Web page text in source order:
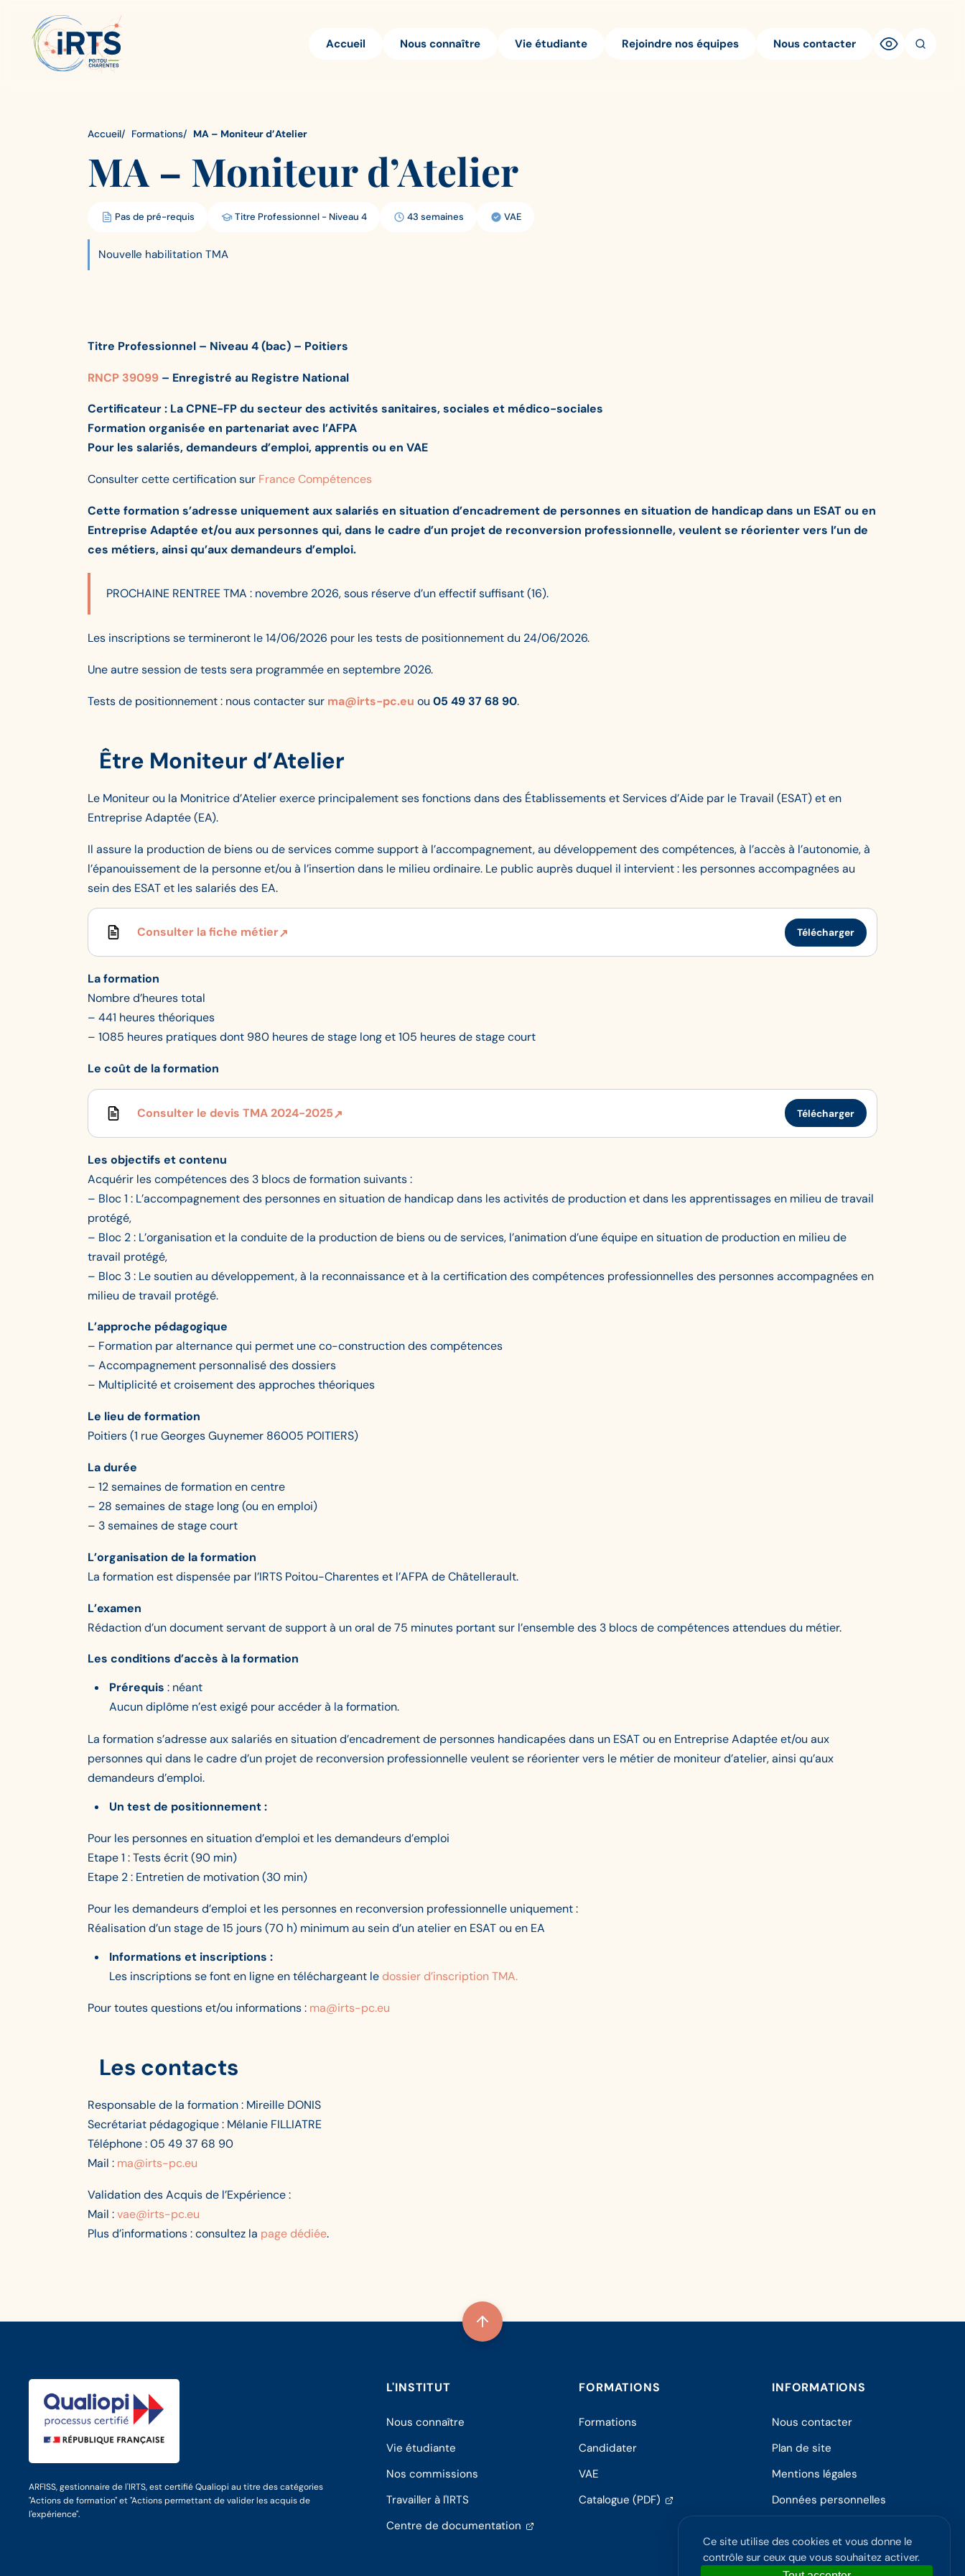
contenu
principal
Poitou-
Charentes
Accueil Nous connaître Vie étudiante Rejoindre nos équipes Nous contacter
Accueil Formations MA – Moniteur d’Atelier
MA – Moniteur d’Atelier
Diplôme
Pas de pré-requis
Diplôme
Titre Professionnel - Niveau 4
Durée43 semaines Modalité:
VAE
Nouvelle habilitation TMA
Titre Professionnel – Niveau 4 (bac) – Poitiers
RNCP 39099 – Enregistré au Registre National
Certificateur : La CPNE-FP du secteur des activités sanitaires, sociales et médico-sociales
Formation organisée en partenariat avec l’AFPA
Pour les salariés, demandeurs d’emploi, apprentis ou en VAE
Consulter cette certification sur France Compétences
Cette formation s’adresse uniquement aux salariés en situation d’encadrement de personnes en situation de handicap dans un ESAT ou en
Entreprise Adaptée et/ou aux personnes qui, dans le cadre d’un projet de reconversion professionnelle, veulent se réorienter vers l’un de
ces métiers, ainsi qu’aux demandeurs d’emploi.
PROCHAINE RENTREE TMA : novembre 2026, sous réserve d’un effectif suffisant (16).
Les inscriptions se termineront le 14/06/2026 pour les tests de positionnement du 24/06/2026.
Une autre session de tests sera programmée en septembre 2026.
Tests de positionnement : nous contacter sur ma@irts-pc.eu ou 05 49 37 68 90.
Être Moniteur d’Atelier
Le Moniteur ou la Monitrice d’Atelier exerce principalement ses fonctions dans des Établissements et Services d’Aide par le Travail (ESAT) et en
Entreprise Adaptée (EA).
Il assure la production de biens ou de services comme support à l’accompagnement, au développement des compétences, à l’accès à l’autonomie, à
l’épanouissement de la personne et/ou à l’insertion dans le milieu ordinaire. Le public auprès duquel il intervient : les personnes accompagnées au
sein des ESAT et les salariés des EA.
Consulter la fiche métier Télécharger
La formation
Nombre d’heures total
– 441 heures théoriques
– 1085 heures pratiques dont 980 heures de stage long et 105 heures de stage court
Le coût de la formation
Consulter le devis TMA 2024-2025 Télécharger
Les objectifs et contenu
Acquérir les compétences des 3 blocs de formation suivants :
– Bloc 1 : L’accompagnement des personnes en situation de handicap dans les activités de production et dans les apprentissages en milieu de travail
protégé,
– Bloc 2 : L’organisation et la conduite de la production de biens ou de services, l’animation d’une équipe en situation de production en milieu de
travail protégé,
– Bloc 3 : Le soutien au développement, à la reconnaissance et à la certification des compétences professionnelles des personnes accompagnées en
milieu de travail protégé.
L’approche pédagogique
– Formation par alternance qui permet une co-construction des compétences
– Accompagnement personnalisé des dossiers
– Multiplicité et croisement des approches théoriques
Le lieu de formation
Poitiers (1 rue Georges Guynemer 86005 POITIERS)
La durée
– 12 semaines de formation en centre
– 28 semaines de stage long (ou en emploi)
– 3 semaines de stage court
L’organisation de la formation
La formation est dispensée par l’IRTS Poitou-Charentes et l’AFPA de Châtellerault.
L’examen
Rédaction d’un document servant de support à un oral de 75 minutes portant sur l’ensemble des 3 blocs de compétences attendues du métier.
Les conditions d’accès à la formation
Prérequis : néant
Aucun diplôme n’est exigé pour accéder à la formation.
La formation s’adresse aux salariés en situation d’encadrement de personnes handicapées dans un ESAT ou en Entreprise Adaptée et/ou aux
personnes qui dans le cadre d’un projet de reconversion professionnelle veulent se réorienter vers le métier de moniteur d’atelier, ainsi qu’aux
demandeurs d’emploi.
Un test de positionnement :
Pour les personnes en situation d’emploi et les demandeurs d’emploi
Etape 1 : Tests écrit (90 min)
Etape 2 : Entretien de motivation (30 min)
Pour les demandeurs d’emploi et les personnes en reconversion professionnelle uniquement :
Réalisation d’un stage de 15 jours (70 h) minimum au sein d’un atelier en ESAT ou en EA
Informations et inscriptions :
Les inscriptions se font en ligne en téléchargeant ledossier d’inscription TMA.
Pour toutes questions et/ou informations : ma@irts-pc.eu
Les contacts
Responsable de la formation : Mireille DONIS
Secrétariat pédagogique : Mélanie FILLIATRE
Téléphone : 05 49 37 68 90
Mail : ma@irts-pc.eu
Validation des Acquis de l’Expérience :
Mail :vae@irts-pc.eu
Plus d’informations : consultez la page dédiée.
ARFISS, gestionnaire de l'IRTS, est certifié Qualiopi au titre des catégories
"Actions de formation" et "Actions permettant de valider les acquis de
l'expérience".
L'INSTITUT
Nous connaître
Vie étudiante
Nos commissions
Travailler à l'IRTS
Centre de documentation(s'ouvre
FORMATIONS
Formations
Candidater
VAE
Catalogue (PDF) (s'ouvre
dans
INFORMATIONS
Nous contacter
Plan de site
Mentions légales
Données personnelles
Accessibilité
Ce site utilise des cookies et vous donne le
contrôle sur ceux que vous souhaitez activer.